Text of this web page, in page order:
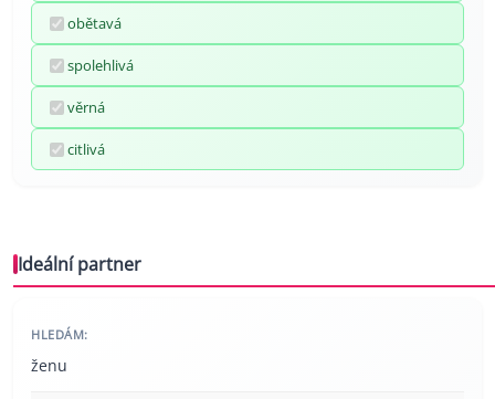
obětavá
spolehlivá
věrná
citlivá
Ideální partner
HLEDÁM:
ženu